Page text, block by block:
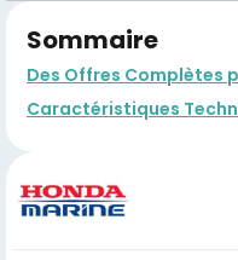
Sommaire
Des Offres Complètes
Caractéristiques